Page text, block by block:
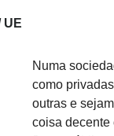
UE
Numa
como
outras e
coisa decente